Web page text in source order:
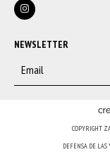
NEWSLETTER
COPYRIGHT
DEFENSA DE LAS